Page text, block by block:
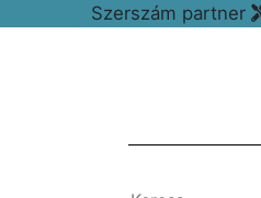
Szerszám partner